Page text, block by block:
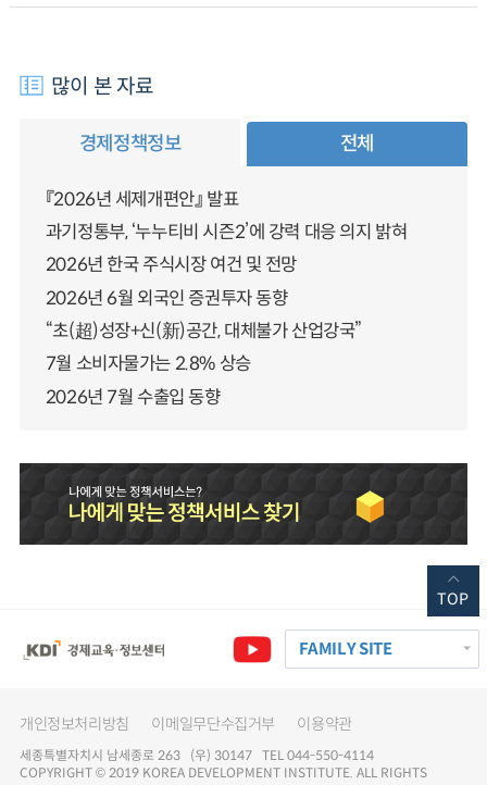
많이 본 자료
경제정책정보 전체
『2026년 세제개편안』 발표
과기정통부, ‘누누티비 시즌2’에 강력 대응 의지 밝혀
2026년 한국 주식시장 여건 및 전망
2026년 6월 외국인 증권투자 동향
“초(超)성장+신(新)공간, 대체불가 산업강국”
7월 소비자물가는 2.8% 상승
2026년 7월 수출입 동향
FAMILY SITE
개인정보처리방침 이메일무단수집거부 이용약관
세종특별자치시 남세종로 263 (우) 30147 TEL 044-550-4114
COPYRIGHT © 2019 KOREA DEVELOPMENT INSTITUTE. ALL RIGHTS
TOP